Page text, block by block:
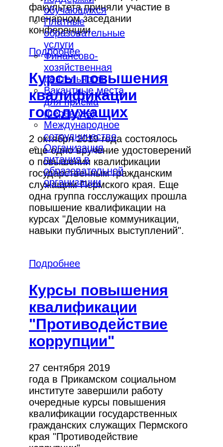
обучающихся
Платные
образовательные
услуги
Финансово-
хозяйственная
деятельность
Вакантные места
для приёма
(перевода)
Международное
сотрудничество
Организация
питания в
образовательной
организации
факультета приняли участие в
пленарном заседании
конференции.
Подробнее
Курсы повышения
квалификации
госслужащих
2 октября 2019 года состоялось
еще одно вручение удостоверений
о повышении квалификации
государственным гражданским
служащим Пермского края. Еще
одна группа госслужащих прошла
повышение квалификации на
курсах "Деловые коммуникации,
навыки публичных выступлений".
Подробнее
Курсы повышения
квалификации
"Противодействие
коррупции"
27 сентября 2019
года в Прикамском социальном
институте завершили работу
очередные курсы повышения
квалификации государственных
гражданских служащих Пермского
края "Противодействие